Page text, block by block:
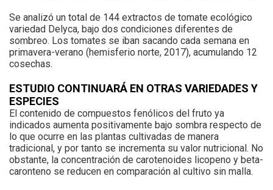
Se analizó un total de 144 extractos de tomate ecológico
variedad Delyca, bajo dos condiciones diferentes de
sombreo. Los tomates se iban sacando cada semana en
primavera-verano (hemisferio norte, 2017), acumulando 12
cosechas.
ESTUDIO CONTINUARÁ EN OTRAS VARIEDADES Y
ESPECIES
El contenido de compuestos fenólicos del fruto ya
indicados aumenta positivamente bajo sombra respecto de
lo que ocurre en las plantas cultivadas de manera
tradicional, y por tanto se incrementa su valor nutricional. No
obstante, la concentración de carotenoides licopeno y beta-
caronteno se reducen en comparación al cultivo sin malla.